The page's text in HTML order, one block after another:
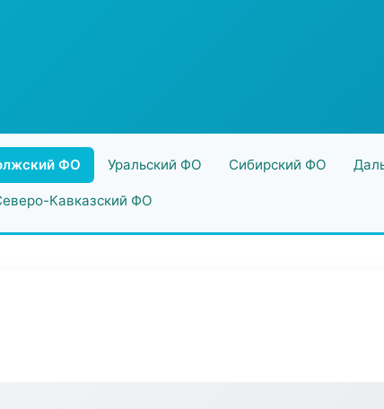
ФО Уральский ФО Сибирский ФО
Кавказский ФО